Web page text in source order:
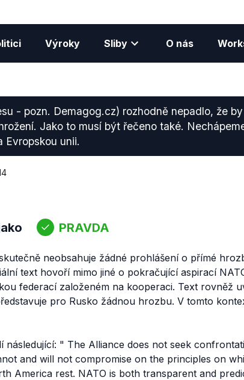
Výroky Sliby O nás
- pozn. Demagog.cz) rozhodně nepadlo, že by
Jako to musí být řečeno také.
Evropskou unii.
PRAVDA
neobsahuje žádné prohlášení o přímé
text hovoří mimo jiné o pokračující aspirací
federací založeném na kooperaci. Text rovněž
pro Rusko žádnou hrozbu. V tomto
následující: " The Alliance does not seek
and will not compromise on the principles on
America rest. NATO is both transparent and